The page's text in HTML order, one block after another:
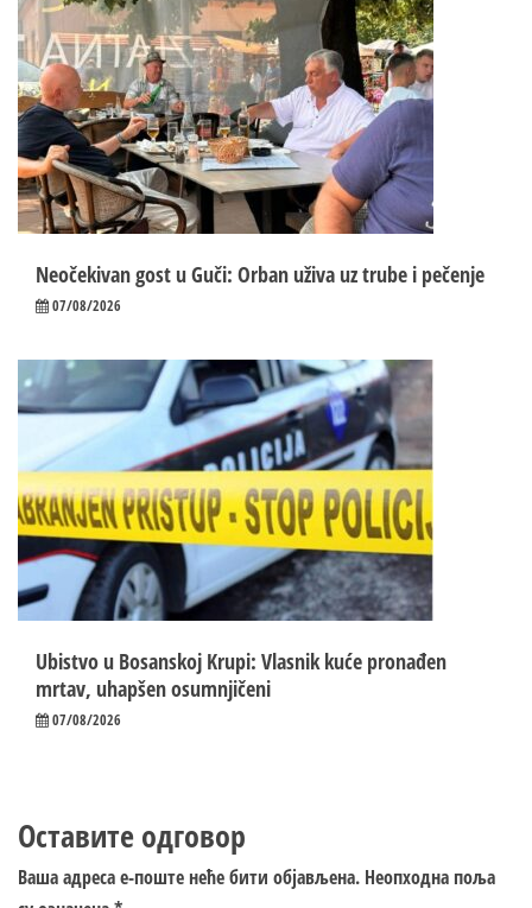
Neočekivan gost u Guči: Orban uživa uz trube i pečenje
07/08/2026
Ubistvo u Bosanskoj Krupi: Vlasnik kuće pronađen
mrtav, uhapšen osumnjičeni
07/08/2026
Оставите одговор
Ваша адреса е-поште неће бити објављена. Неопходна поља